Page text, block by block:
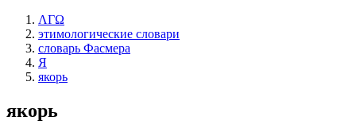
ΛΓΩ
этимологические словари
словарь Фасмера
Я
якорь
якорь